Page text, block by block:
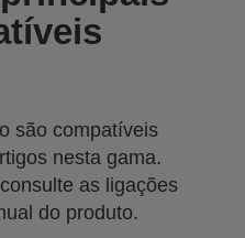
são compatíveis
nesta gama.
as ligações
do produto.